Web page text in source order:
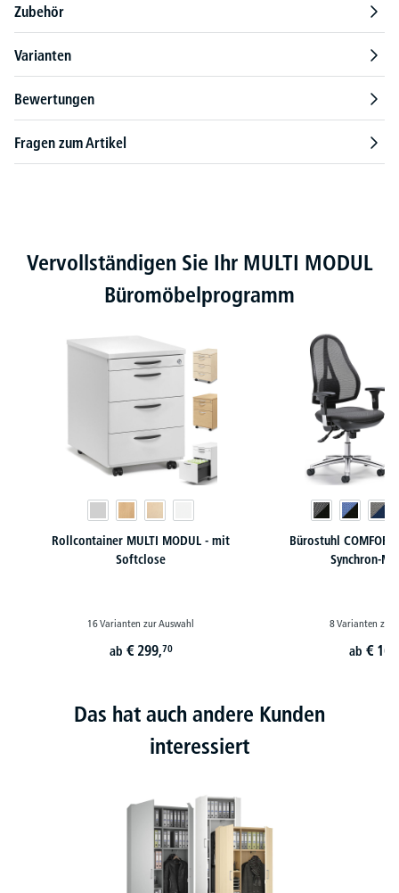
Zubehör
Varianten
Bewertungen
Fragen zum Artikel
Produktgalerie überspringen
Vervollständigen Sie Ihr MULTI MODUL
Büromöbelprogramm
Rollcontainer MULTI MODUL - mit
Softclose
16 Varianten zur Auswahl
ab € 299,70
Bürostuhl COMFORT
Synchron-
8 Varianten zur
ab €
Das hat auch andere Kunden
interessiert